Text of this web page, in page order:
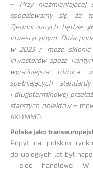
– Przy
spodziewamy się, że
Zjednoczonych będzie
inwestycyjnym. Duża
w 2023 r. może
inwestorów spoza
wyraźniejsza różnica
spełniających
i długoterminowej
starszych obiektów–
AXI IMMO.
Polska jako
Popyt na polskim
do ubiegłych lat był
i sieci handlowe.